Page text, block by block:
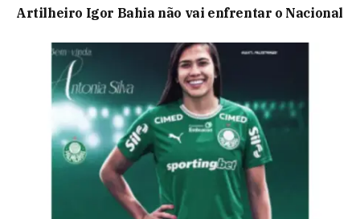
Artilheiro Igor Bahia não vai enfrentar o Nacional